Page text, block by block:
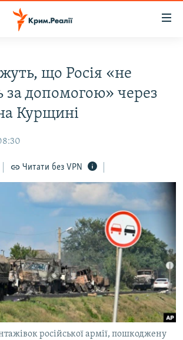
КРИМУ
що Росія «не
за допомогою» через
Курщині
Читати без VPN
російської армії, пошкоджену